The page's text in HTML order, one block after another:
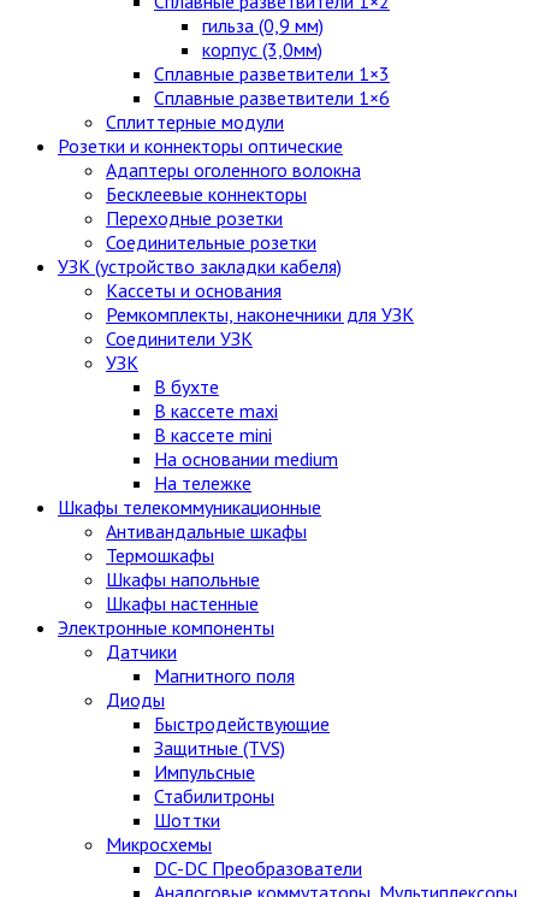
гильза (0,9 мм)
корпус (3,0мм)
Сплавные разветвители 1×3
Сплавные разветвители 1×6
Сплиттерные модули
Розетки и коннекторы оптические
Адаптеры оголенного волокна
Бесклеевые коннекторы
Переходные розетки
Соединительные розетки
УЗК (устройство закладки кабеля)
Кассеты и основания
Ремкомплекты, наконечники для УЗК
Соединители УЗК
УЗК
В бухте
В кассете maxi
В кассете mini
На основании medium
На тележке
Шкафы телекоммуникационные
Антивандальные шкафы
Термошкафы
Шкафы напольные
Шкафы настенные
Электронные компоненты
Датчики
Магнитного поля
Диоды
Быстродействующие
Защитные (TVS)
Импульсные
Стабилитроны
Шоттки
Микросхемы
DC-DC Преобразователи
Аналоговые коммутаторы, Мультиплексоры,